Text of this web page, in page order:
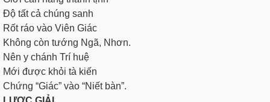
Độ tất cả chúng sanh
Rốt ráo vào Viên Giác
Không còn tướng Ngã, Nhơn.
Nên y chánh Trí huệ
Mới được khỏi tà kiến
Chứng “Giác” vào “Niết bàn”.